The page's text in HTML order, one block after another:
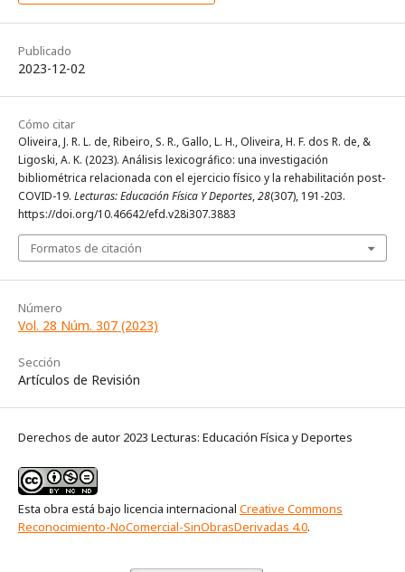
Publicado
2023-12-02
Cómo citar
Oliveira, J. R. L. de, Ribeiro, S. R., Gallo, L. H., Oliveira, H. F. dos R. de, &
Ligoski, A. K. (2023). Análisis lexicográfico: una investigación
bibliométrica relacionada con el ejercicio físico y la rehabilitación post-
COVID-19. Lecturas: Educación Física Y Deportes,28(307), 191-203.
https://doi.org/10.46642/efd.v28i307.3883
Formatos de citación
Número
Vol. 28 Núm. 307 (2023)
Sección
Artículos de Revisión
Derechos de autor 2023 Lecturas: Educación Física y Deportes
Esta obra está bajo licencia internacional Creative Commons
Reconocimiento-NoComercial-SinObrasDerivadas 4.0.